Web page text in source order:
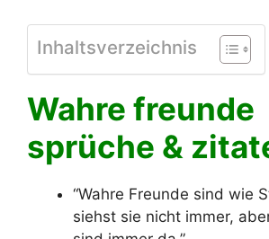
Inhaltsverzeichnis
Wahre freunde
sprüche &
“Wahre Freunde sind wie
siehst sie nicht immer,